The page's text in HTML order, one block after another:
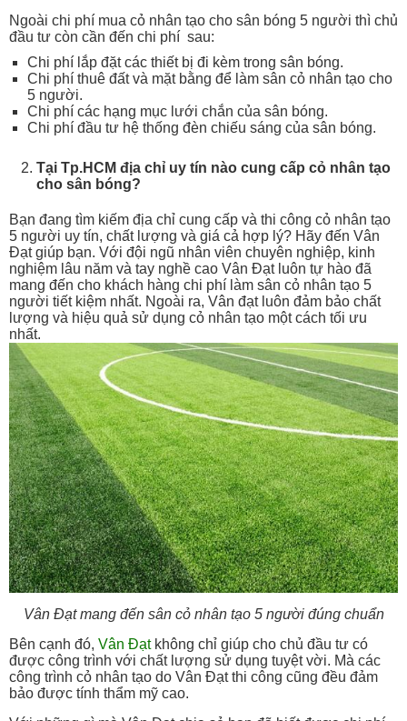
Ngoài chi phí mua cỏ nhân tạo cho sân bóng 5 người thì chủ
đầu tư còn cần đến chi phí sau:
Chi phí lắp đặt các thiết bị đi kèm trong sân bóng.
Chi phí thuê đất và mặt bằng để làm sân cỏ nhân tạo cho
5 người.
Chi phí các hạng mục lưới chắn của sân bóng.
Chi phí đầu tư hệ thống đèn chiếu sáng của sân bóng.
Tại Tp.HCM địa chỉ uy tín nào cung cấp cỏ nhân tạo
cho sân bóng?
Bạn đang tìm kiếm địa chỉ cung cấp và thi công cỏ nhân tạo
5 người uy tín, chất lượng và giá cả hợp lý? Hãy đến Vân
Đạt giúp bạn. Với đội ngũ nhân viên chuyên nghiệp, kinh
nghiệm lâu năm và tay nghề cao Vân Đạt luôn tự hào đã
mang đến cho khách hàng chi phí làm sân cỏ nhân tạo 5
người tiết kiệm nhất. Ngoài ra, Vân đạt luôn đảm bảo chất
lượng và hiệu quả sử dụng cỏ nhân tạo một cách tối ưu
nhất.
Vân Đạt mang đến sân cỏ nhân tạo 5 người đúng chuẩn
Bên cạnh đó, Vân Đạtkhông chỉ giúp cho chủ đầu tư có
được công trình với chất lượng sử dụng tuyệt vời. Mà các
công trình cỏ nhân tạo do Vân Đạt thi công cũng đều đảm
bảo được tính thẩm mỹ cao.